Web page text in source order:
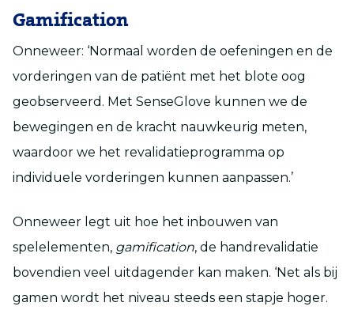
Gamification
Onneweer: ‘Normaal worden de oefeningen en de
vorderingen van de patiënt met het blote oog
geobserveerd. Met SenseGlove kunnen we de
bewegingen en de kracht nauwkeurig meten,
waardoor we het revalidatieprogramma op
individuele vorderingen kunnen aanpassen.’
Onneweer legt uit hoe het inbouwen van
spelelementen, gamification, de handrevalidatie
bovendien veel uitdagender kan maken. ‘Net als bij
gamen wordt het niveau steeds een stapje hoger.